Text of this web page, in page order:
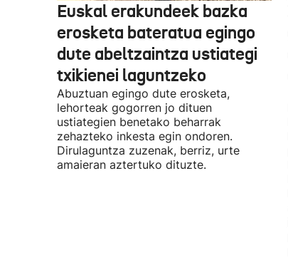
Euskal erakundeek bazka
erosketa bateratua egingo
dute abeltzaintza ustiategi
txikienei laguntzeko
Abuztuan egingo dute erosketa,
lehorteak gogorren jo dituen
ustiategien benetako beharrak
zehazteko inkesta egin ondoren.
Dirulaguntza zuzenak, berriz, urte
amaieran aztertuko dituzte.